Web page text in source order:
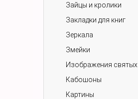
Зайцы и кролики
Закладки для книг
Зеркала
Змейки
Изображения святых
Кабошоны
Картины